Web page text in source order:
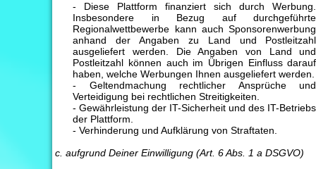
- Diese Plattform finanziert sich durch Werbung.
Insbesondere in Bezug auf durchgeführte
Regionalwettbewerbe kann auch Sponsorenwerbung
anhand der Angaben zu Land und Postleitzahl
ausgeliefert werden. Die Angaben von Land und
Postleitzahl können auch im Übrigen Einfluss darauf
haben, welche Werbungen Ihnen ausgeliefert werden.
- Geltendmachung rechtlicher Ansprüche und
Verteidigung bei rechtlichen Streitigkeiten.
- Gewährleistung der IT-Sicherheit und des IT-Betriebs
der Plattform.
- Verhinderung und Aufklärung von Straftaten.
c. aufgrund Deiner Einwilligung (Art. 6 Abs. 1 a DSGVO)